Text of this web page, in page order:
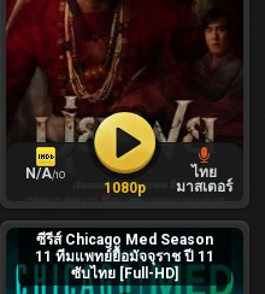
N/A/10
ไทย
มาสเตอร์
1080p
ซีรีส์ Chicago Med Season
11 ทีมแพทย์ยื้อมัจจุราช ปี 11
ซับไทย [Full-HD]